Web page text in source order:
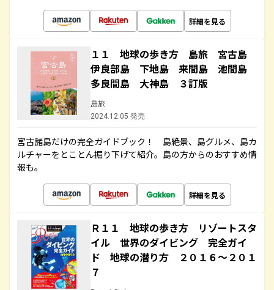
詳細を見る
１１ 地球の歩き方 島旅 宮古島
伊良部島 下地島 来間島 池間島
多良間島 大神島 ３訂版
島旅
2024.12.05 発売
宮古諸島だけの完全ガイドブック！ 島絶景、島グルメ、島カ
ルチャーをとことん掘り下げて紹介。島の方からのおすすめ情
報も。
詳細を見る
Ｒ１１ 地球の歩き方 リゾートスタ
イル 世界のダイビング 完全ガイ
ド 地球の潜り方 ２０１６～２０１
７